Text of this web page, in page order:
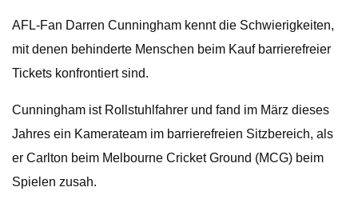
AFL-Fan Darren Cunningham kennt die Schwierigkeiten,
mit denen behinderte Menschen beim Kauf barrierefreier
Tickets konfrontiert sind.
Cunningham ist Rollstuhlfahrer und fand im März dieses
Jahres ein Kamerateam im barrierefreien Sitzbereich, als
er Carlton beim Melbourne Cricket Ground (MCG) beim
Spielen zusah.